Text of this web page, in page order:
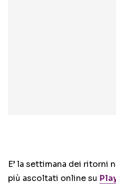
E’ la settimana dei ritorni
più ascoltati online su